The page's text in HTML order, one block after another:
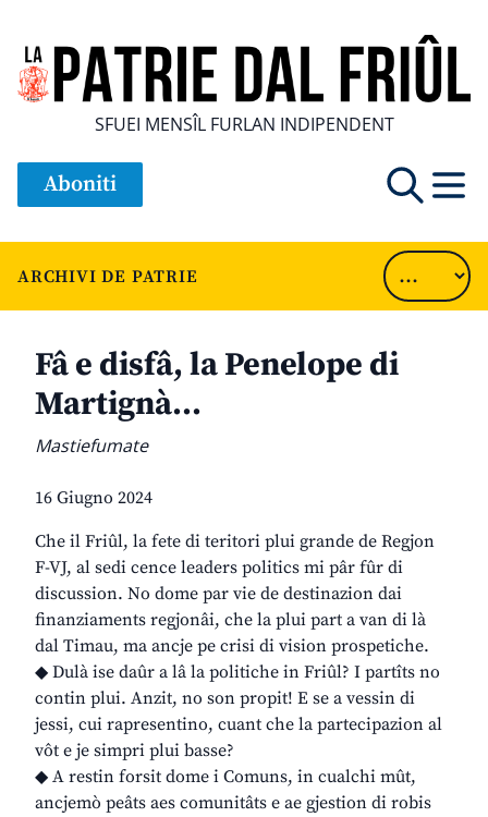
SFUEI MENSÎL FURLAN INDIPENDENT
Aboniti
ARCHIVI DE PATRIE
Fâ e disfâ, la Penelope di
Martignà…
Mastiefumate
16 Giugno 2024
Che il Friûl, la fete di teritori plui grande de Regjon
F-VJ, al sedi cence leaders politics mi pâr fûr di
discussion. No dome par vie de destinazion dai
finanziaments regjonâi, che la plui part a van di là
dal Timau, ma ancje pe crisi di vision prospetiche.
◆ Dulà ise daûr a lâ la politiche in Friûl? I partîts no
contin plui. Anzit, no son propit! E se a vessin di
jessi, cui rapresentino, cuant che la partecipazion al
vôt e je simpri plui basse?
◆ A restin forsit dome i Comuns, in cualchi mût,
ancjemò peâts aes comunitâts e ae gjestion di robis